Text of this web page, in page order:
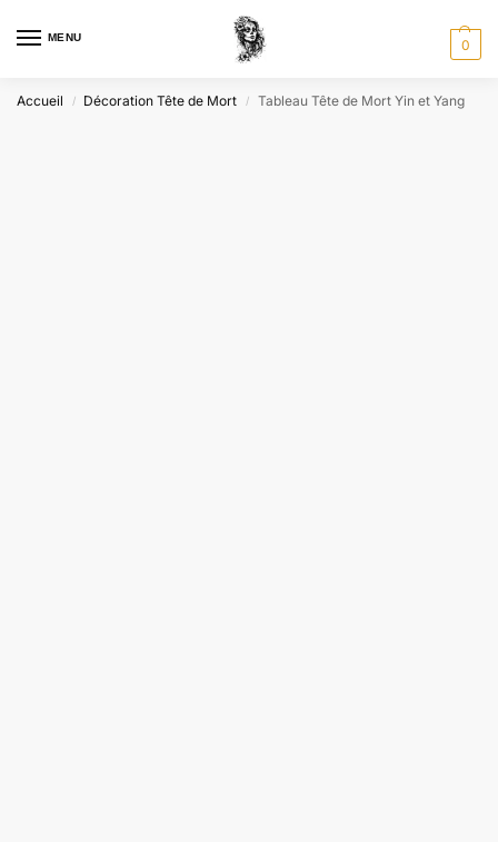
MENU 0
Accueil / Décoration Tête de Mort / Tableau Tête de Mort Yin et Yang